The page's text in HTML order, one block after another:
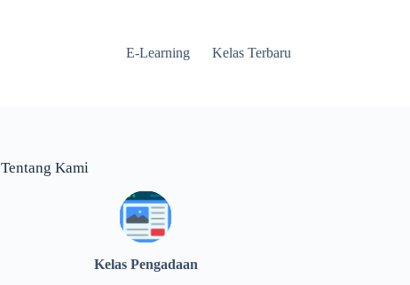
E-Learning Kelas Terbaru
Tentang Kami
Kelas Pengadaan